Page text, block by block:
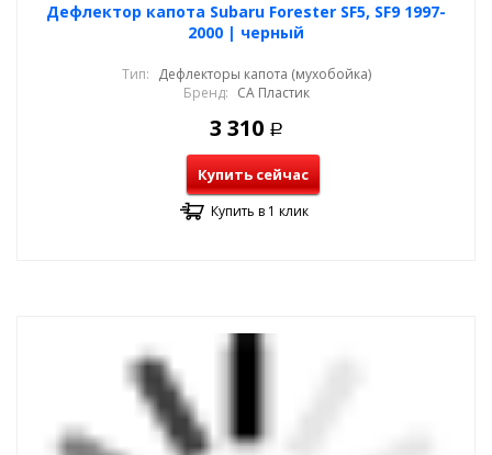
Дефлектор капота Subaru Forester SF5, SF9 1997-
2000 | черный
Тип: Дефлекторы капота (мухобойка)
Бренд: СА Пластик
3 310 Р
Купить сейчас
Купить в 1 клик